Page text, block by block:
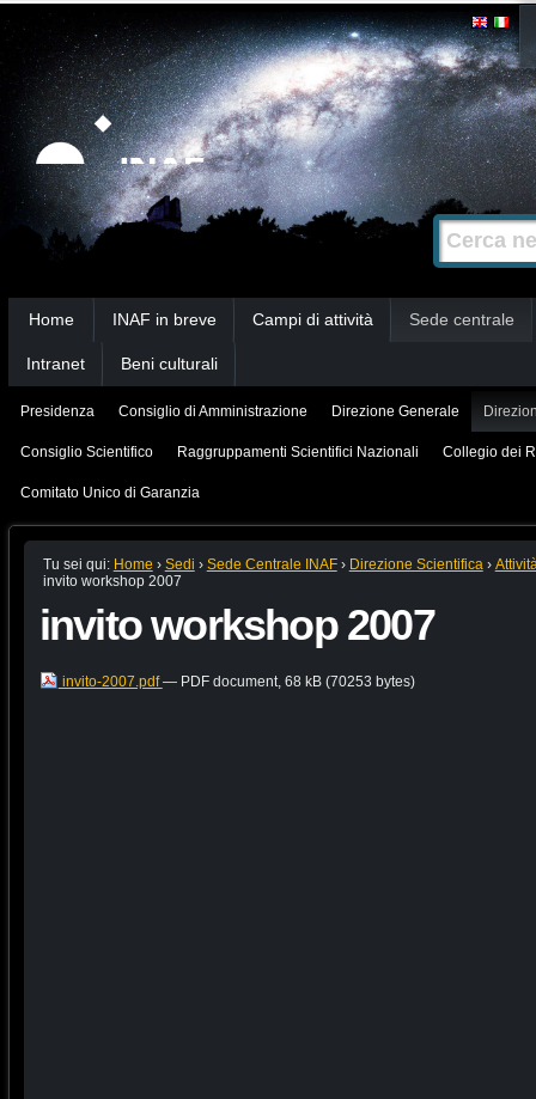
Strumenti
personali
Salta
contenuti.
|
Salta
alla
navigazione
Cerca nel
Ricerca
avanzata…
Home INAF in breve Campi di attività Sede centrale
Intranet Beni culturali
Presidenza Consiglio di Amministrazione Direzione Generale
Consiglio Scientifico Raggruppamenti Scientifici Nazionali Collegio dei
Comitato Unico di Garanzia
Tu sei qui: Home › Sedi › Sede Centrale INAF › Direzione Scientifica ›
invito workshop 2007
invito workshop 2007
invito-2007.pdf— PDF document, 68 kB (70253 bytes)